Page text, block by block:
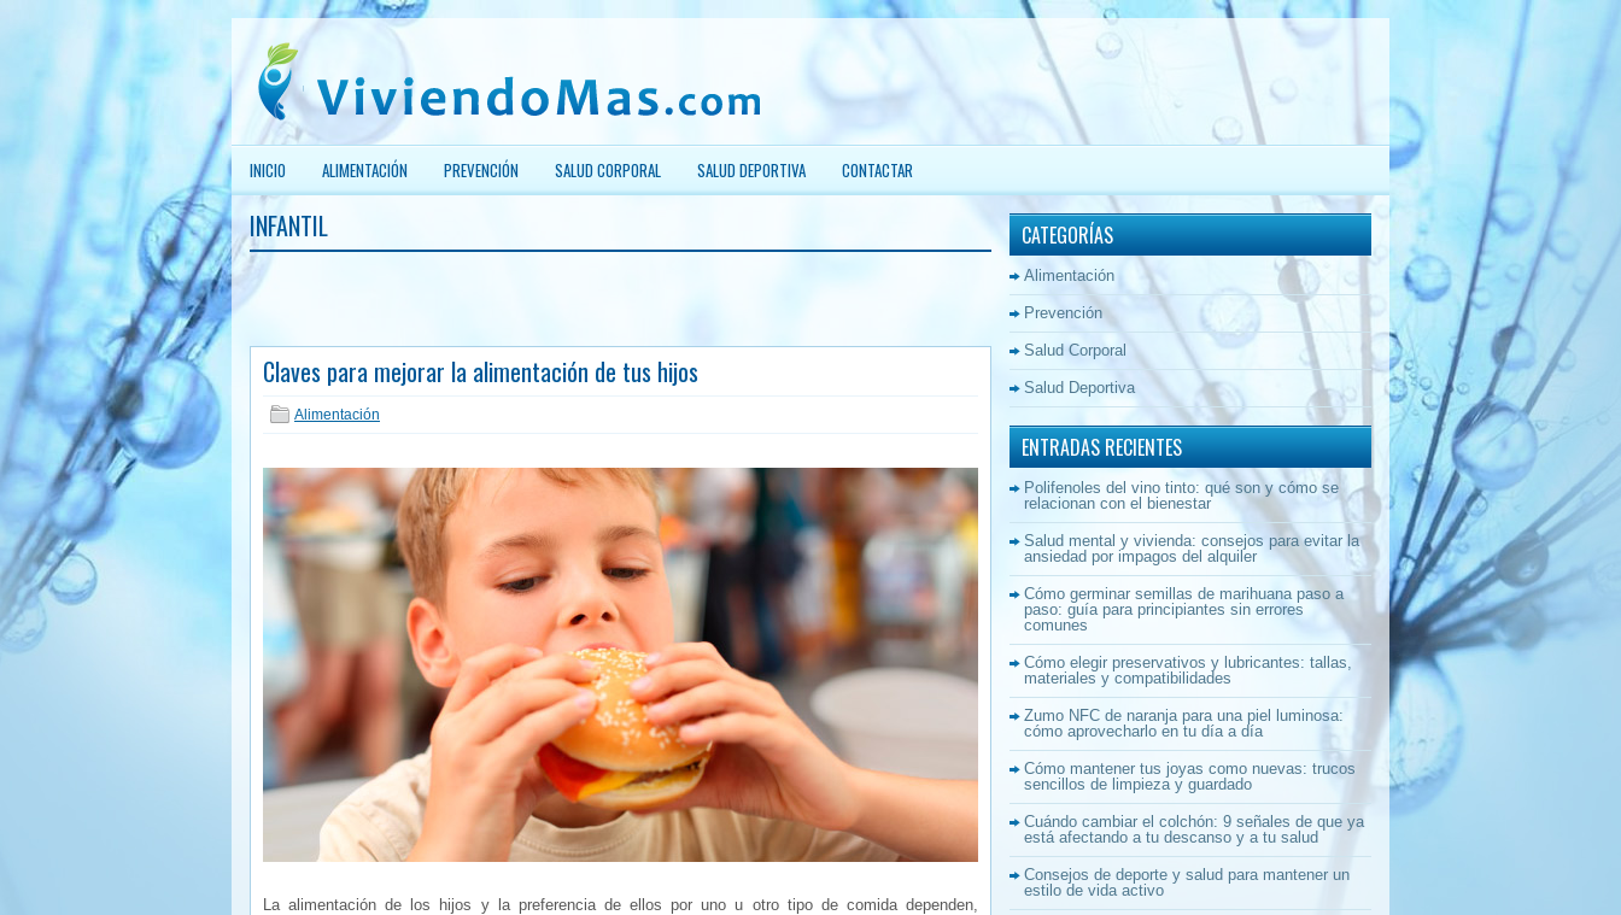
INICIO ALIMENTACIÓN PREVENCIÓN SALUD CORPORAL SALUD DEPORTIVA CONTACTAR
INFANTIL
Claves para mejorar la alimentación de tus hijos
Alimentación
La alimentación de los hijos y la preferencia de ellos por uno u otro tipo de comida dependen,
CATEGORÍAS
Alimentación
Prevención
Salud Corporal
Salud Deportiva
ENTRADAS RECIENTES
Polifenoles del vino tinto: qué son y cómo se
relacionan con el bienestar
Salud mental y vivienda: consejos para evitar la
ansiedad por impagos del alquiler
Cómo germinar semillas de marihuana paso a
paso: guía para principiantes sin errores
comunes
Cómo elegir preservativos y lubricantes: tallas,
materiales y compatibilidades
Zumo NFC de naranja para una piel luminosa:
cómo aprovecharlo en tu día a día
Cómo mantener tus joyas como nuevas: trucos
sencillos de limpieza y guardado
Cuándo cambiar el colchón: 9 señales de que ya
está afectando a tu descanso y a tu salud
Consejos de deporte y salud para mantener un
estilo de vida activo